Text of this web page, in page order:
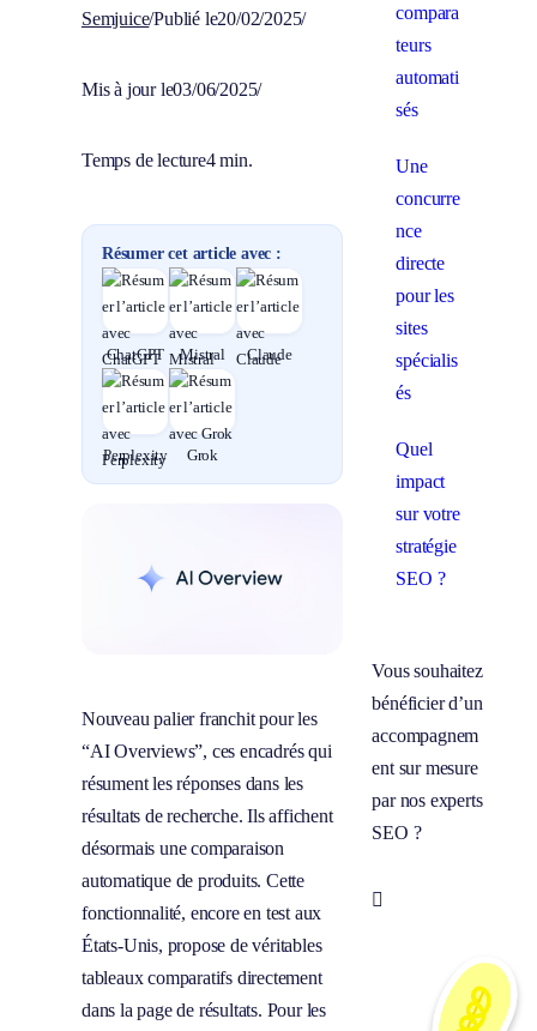
Semjuice/Publié le20/02/2025/
Mis à jour le03/06/2025/
Temps de lecture4 min.
Résumer cet article avec :
ChatGPT Mistral Claude
Perplexity Grok
Nouveau palier franchit pour les
“AI Overviews”, ces encadrés qui
résument les réponses dans les
résultats de recherche. Ils affichent
désormais une comparaison
automatique de produits. Cette
fonctionnalité, encore en test aux
États-Unis, propose de véritables
tableaux comparatifs directement
dans la page de résultats. Pour les
compara
teurs
automati
sés
Une
concurre
nce
directe
pour les
sites
spécialis
és
Quel
impact
sur votre
stratégie
SEO ?
Vous souhaitez
bénéficier d’un
accompagnem
ent sur mesure
par nos experts
SEO ?
